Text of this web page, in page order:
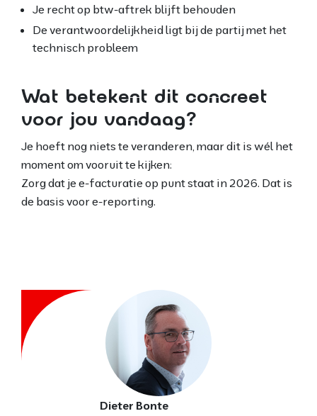
Je recht op btw-aftrek blijft behouden
De verantwoordelijkheid ligt bij de partij met het
technisch probleem
Wat betekent dit concreet
voor jou vandaag?
Je hoeft nog niets te veranderen, maar dit is wél het
moment om vooruit te kijken:
Zorg dat je e-facturatie op punt staat in 2026. Dat is
de basis voor e-reporting.
Dieter Bonte